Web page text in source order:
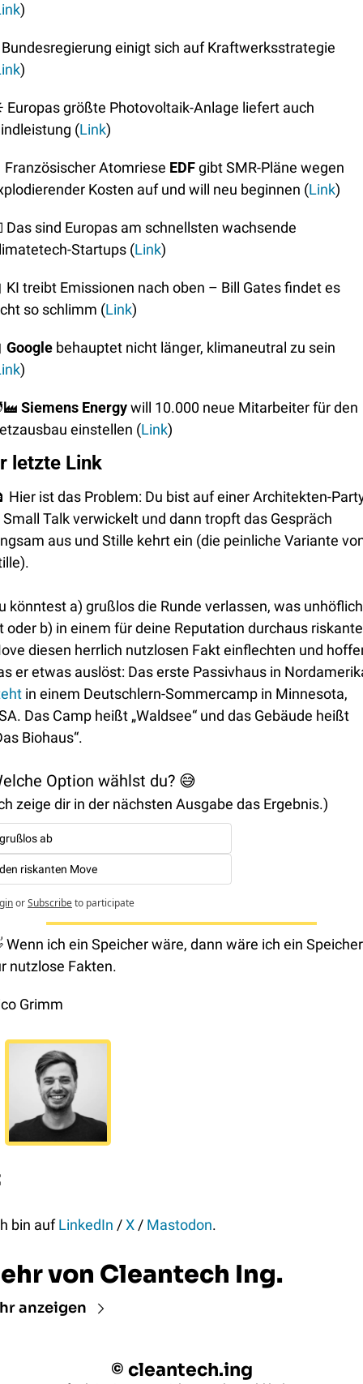
)
einigt sich auf Kraftwerksstrategie
)
Europas größte Photovoltaik-Anlage liefert auch
(Link)
Französischer Atomriese EDF gibt SMR-Pläne wegen
Kosten auf und will neu beginnen (Link)
Das sind Europas am schnellsten wachsende
Startups (Link)
KI treibt Emissionen nach oben – Bill Gates findet es
so schlimm (Link)
Google behauptet nicht länger, klimaneutral zu sein
)
Siemens Energy will 10.000 neue Mitarbeiter für den
einstellen (Link)
letzte Link
Hier ist das Problem: Du bist auf einer Architekten-
Small Talk verwickelt und dann tropft das Gespräch
aus und Stille kehrt ein (die peinliche Variante
könntest a) grußlos die Runde verlassen, was unhöflich
oder b) in einem für deine Reputation durchaus
diesen herrlich nutzlosen Fakt einflechten und
in einem Deutschlern-Sommercamp in Minnesota,
Das Camp heißt „Waldsee“ und das Gebäude heißt
Biohaus“.
Option wählst du? 😅
zeige dir in der nächsten Ausgabe das Ergebnis.)
grußlos ab
den riskanten Move
orSubscribeto participate
Wenn ich ein Speicher wäre, dann wäre ich ein Speicher
nutzlose Fakten.
Grimm
bin auf LinkedIn / X / Mastodon.
von Cleantech Ing.
anzeigen
© cleantech.ing